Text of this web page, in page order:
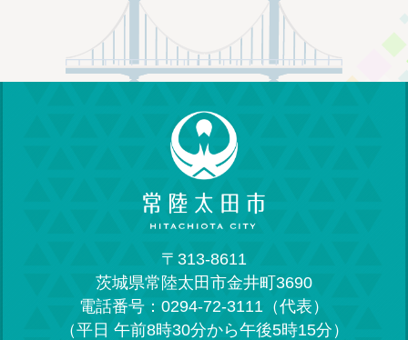
〒313-8611
茨城県常陸太田市金井町3690
電話番号：0294-72-3111（代表）
（平日 午前8時30分から午後5時15分）